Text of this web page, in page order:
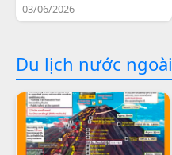
03/06/2026
Du lịch nước ngoài